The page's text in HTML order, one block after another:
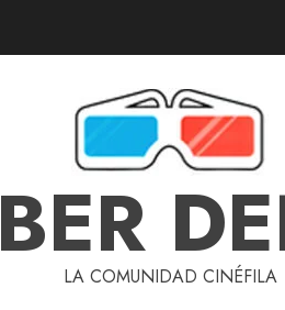
LA COMUNIDAD CINÉFILA